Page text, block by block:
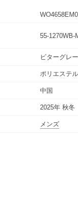
55-1270WB-
ビターグレー
ポリエステ
中国
2025年 秋冬
メンズ